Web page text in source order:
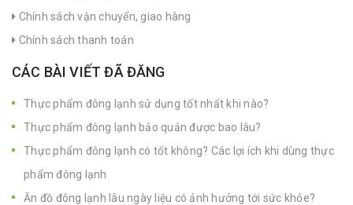
Chính sách vận chuyển, giao hàng
Chính sách thanh toán
CÁC BÀI VIẾT ĐÃ ĐĂNG
Thực phẩm đông lạnh sử dụng tốt nhất khi nào?
Thực phẩm đông lạnh bảo quản được bao lâu?
Thực phẩm đông lạnh có tốt không? Các lợi ích khi dùng thực
phẩm đông lạnh
Ăn đồ đông lạnh lâu ngày liệu có ảnh hưởng tới sức khỏe?